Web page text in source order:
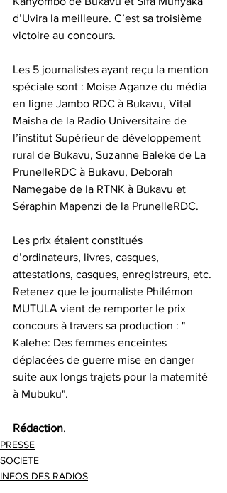
d’Uvira la meilleure. C’est sa troisième
victoire au concours.
Les 5 journalistes ayant reçu la mention
spéciale sont : Moise Aganze du média
en ligne Jambo RDC à Bukavu, Vital
Maisha de la Radio Universitaire de
l’institut Supérieur de développement
rural de Bukavu, Suzanne Baleke de La
PrunelleRDC à Bukavu, Deborah
Namegabe de la RTNK à Bukavu et
Séraphin Mapenzi de la PrunelleRDC.
Les prix étaient constitués
d’ordinateurs, livres, casques,
attestations, casques, enregistreurs, etc.
Retenez que le journaliste Philémon
MUTULA vient de remporter le prix
concours à travers sa production : "
Kalehe: Des femmes enceintes
déplacées de guerre mise en danger
suite aux longs trajets pour la maternité
à Mubuku".
Rédaction.
PRESSE
SOCIETE
INFOS DES RADIOS